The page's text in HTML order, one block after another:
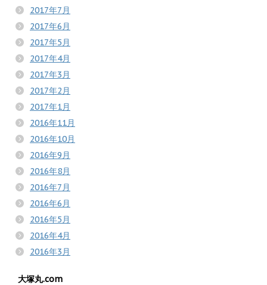
2017年7月
2017年6月
2017年5月
2017年4月
2017年3月
2017年2月
2017年1月
2016年11月
2016年10月
2016年9月
2016年8月
2016年7月
2016年6月
2016年5月
2016年4月
2016年3月
大塚丸.com